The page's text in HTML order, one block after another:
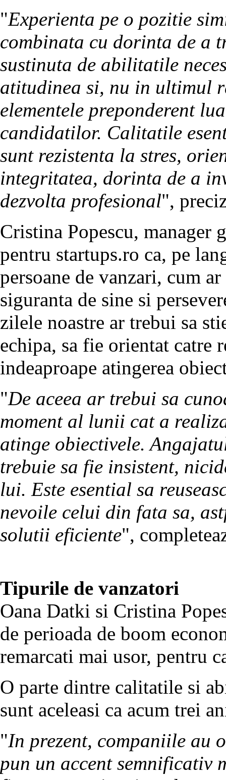
"Experienta pe o pozitie
combinata cu dorinta de a
sustinuta de abilitatile
atitudinea si, nu in ultimul
elementele preponderent
candidatilor. Calitatile
sunt rezistenta la stres,
integritatea, dorinta de a
dezvolta profesional",
Cristina Popescu, manager
pentru startups.ro ca, pe
persoane de vanzari, cum
siguranta de sine si
zilele noastre ar trebui sa
echipa, sa fie orientat catre
indeaproape atingerea
"De aceea ar trebui sa
moment al lunii cat a
atinge obiectivele.
trebuie sa fie insistent,
lui. Este esential sa
nevoile celui din fata sa,
solutii eficiente",
Tipurile de vanzatori
Oana Datki si Cristina
de perioada de boom
remarcati mai usor, pentru
O parte dintre calitatile si
sunt aceleasi ca acum trei
"In prezent, companiile au
pun un accent semnificativ